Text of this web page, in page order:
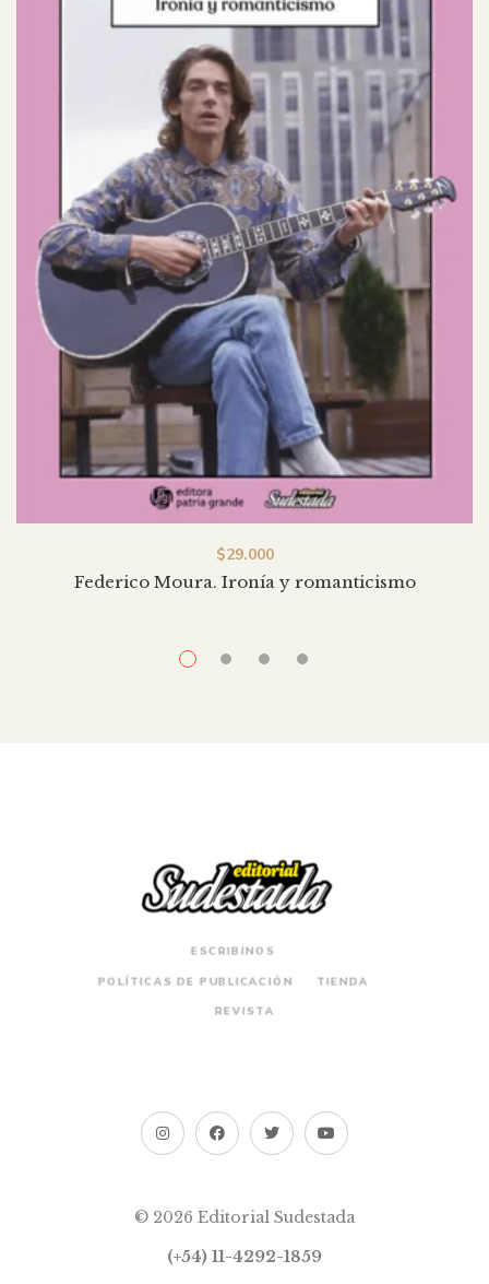
Federico Moura. Ironía y romanticismo
$29.000
ESCRIBINOS
POLÍTICAS DE PUBLICACIÓN TIENDA
REVISTA
© 2026 Editorial Sudestada
(+54) 11-4292-1859